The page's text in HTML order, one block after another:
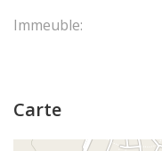
Immeuble:
Carte